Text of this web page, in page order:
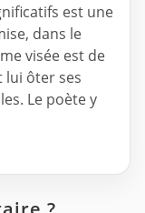
est une
dans le
visée est de
lui ôter ses
Le poète y